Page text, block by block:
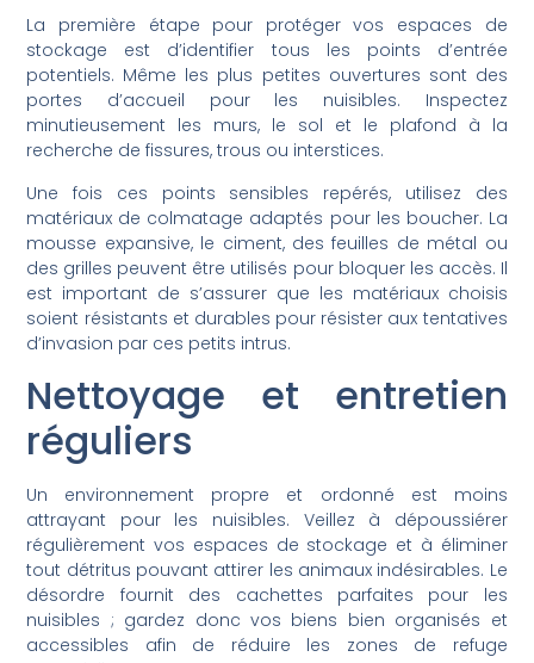
La première étape pour protéger vos espaces de
stockage est d’identifier tous les points d’entrée
potentiels. Même les plus petites ouvertures sont des
portes d’accueil pour les nuisibles. Inspectez
minutieusement les murs, le sol et le plafond à la
recherche de fissures, trous ou interstices.
Une fois ces points sensibles repérés, utilisez des
matériaux de colmatage adaptés pour les boucher. La
mousse expansive, le ciment, des feuilles de métal ou
des grilles peuvent être utilisés pour bloquer les accès. Il
est important de s’assurer que les matériaux choisis
soient résistants et durables pour résister aux tentatives
d’invasion par ces petits intrus.
Nettoyage et entretien
réguliers
Un environnement propre et ordonné est moins
attrayant pour les nuisibles. Veillez à dépoussiérer
régulièrement vos espaces de stockage et à éliminer
tout détritus pouvant attirer les animaux indésirables. Le
désordre fournit des cachettes parfaites pour les
nuisibles ; gardez donc vos biens bien organisés et
accessibles afin de réduire les zones de refuge